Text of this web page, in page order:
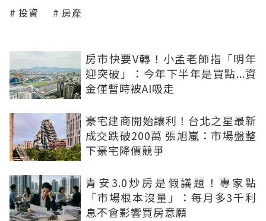
投資 房產
房市快要V轉！小孟老師指「明年
迎突破」：今年下半年是買點...資
金僅暫時被AI吸走
豪宅建商開始讓利！台北之星最新
成交跌破200萬 張旭嵐：市場盤整
下豪宅降價競爭
青安3.0炒房是假議題！專家點
「市場根本沒量」：每月多3千利
息不會影響買房意願